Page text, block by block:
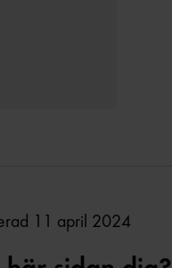
11 april 2024